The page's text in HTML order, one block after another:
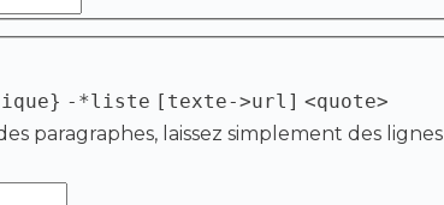
-*liste [texte->url] <quote>
paragraphes, laissez simplement des lignes